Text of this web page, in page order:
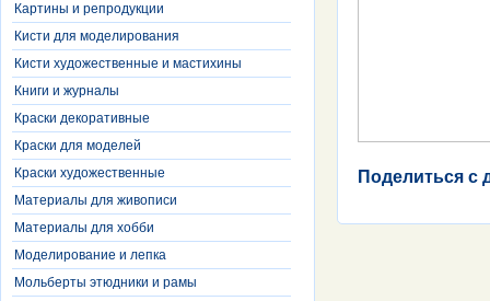
Картины и репродукции
Кисти для моделирования
Кисти художественные и мастихины
Книги и журналы
Краски декоративные
Краски для моделей
Краски художественные
Материалы для живописи
Материалы для хобби
Моделирование и лепка
Мольберты этюдники и рамы
Поделиться с